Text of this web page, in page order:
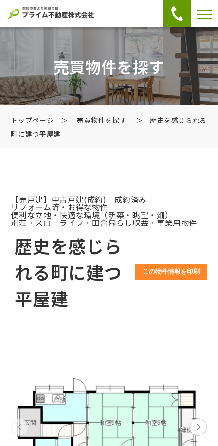
売買物件を探す
トップページ ＞ 売買物件を探す
＞ 歴史を感じられる
町に建つ平屋建
【売戸建】中古戸建(成約) 成約済み
リフォーム済・お得な物件
便利な立地・快適な環境（新築・眺望・畑）
別荘・スローライフ・田舎暮らし収益・事業用物件
歴史を感じら
れる町に建つ
平屋建
この物件情報を印刷